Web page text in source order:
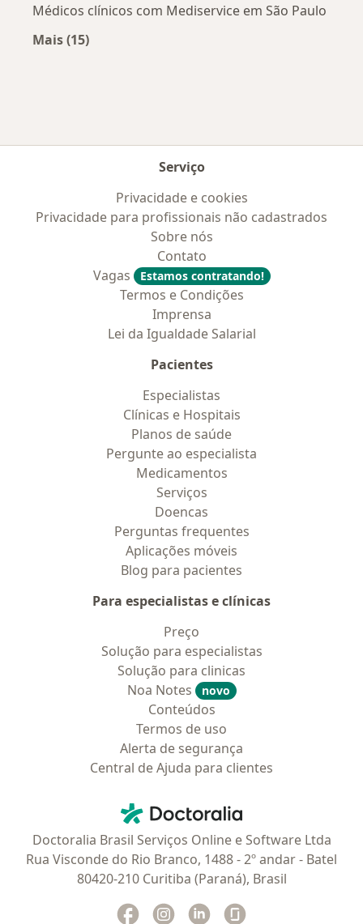
Médicos clínicos com Mediservice em São Paulo
Mais (15)
Serviço
Privacidade e cookies
Privacidade para profissionais não cadastrados
Sobre nós
Contato
Vagas
Estamos contratando!
Termos e Condições
Imprensa
Lei da Igualdade Salarial
Pacientes
Especialistas
Clínicas e Hospitais
Planos de saúde
Pergunte ao especialista
Medicamentos
Serviços
Doencas
Perguntas frequentes
Aplicações móveis
Blog para pacientes
Para especialistas e clínicas
Preço
Solução para especialistas
Solução para clinicas
Noa Notes
novo
Conteúdos
Termos de uso
Alerta de segurança
Central de Ajuda para clientes
Doctoralia - Homepage
Doctoralia Brasil Serviços Online e Software Ltda
Rua Visconde do Rio Branco, 1488 - 2º andar - Batel
80420-210 Curitiba (Paraná), Brasil
Facebook
abre num novo separador
Instagram
abre num novo separador
Linkedin
abre num novo